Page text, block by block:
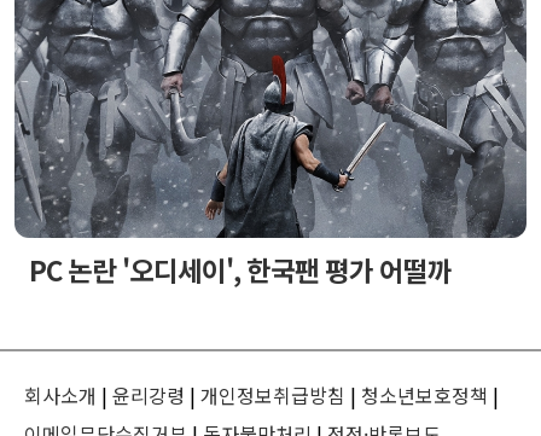
PC 논란 '오디세이', 한국팬 평가 어떨까
회사소개 | 윤리강령 | 개인정보취급방침 | 청소년보호정책 |